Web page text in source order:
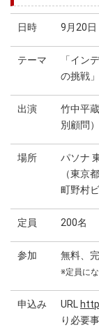
日時 9月20
テーマ
「イン
の挑戦」
出演
竹中平
別顧問）
場所
パソナ
（東京
町野村
定員 200名
参加 無料、
※定員に
申込み URL
り必要